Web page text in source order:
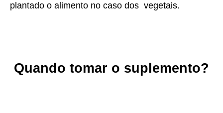
plantado o alimento no caso dos vegetais.
Quando tomar o suplemento?